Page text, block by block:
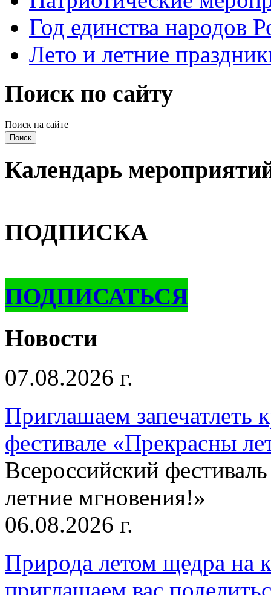
Год единства народов
Лето и летние
Поиск по сайту
Поиск на сайте
Календарь
ПОДПИСКА
ПОДПИСАТЬСЯ
Новости
07.08.2026 г.
Приглашаем запечатлеть
фестивале «Прекрасны
Всероссийский
летние мгновения!»
06.08.2026 г.
Природа летом щедра на
приглашаем вас